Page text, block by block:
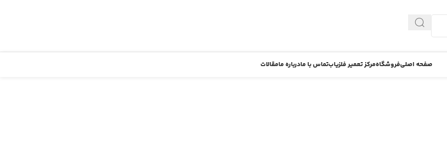
صفحه اصلیفروشگاهمرکز تعمیر فلزیابتماس با مادرباره مامقالات